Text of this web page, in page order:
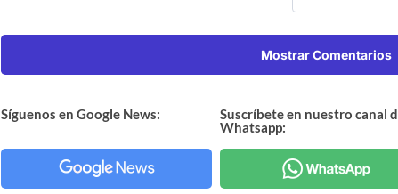
Mostrar Comentarios
Síguenos en Google News:
Suscríbete en nuestro canal
Whatsapp: